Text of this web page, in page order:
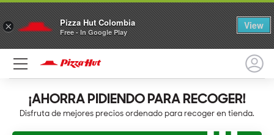
× Pizza Hut Colombia
Free - In Google Play
View
¡AHORRA PIDIENDO PARA RECOGER!
Disfruta de mejores precios ordenado para recoger en tienda.